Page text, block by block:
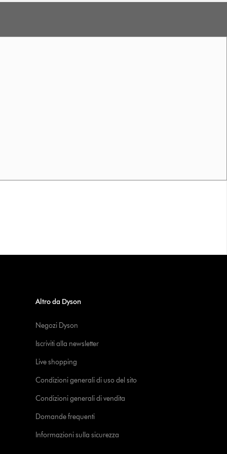
Altro da Dyson
Negozi Dyson
Iscriviti alla newsletter
Live shopping
Condizioni generali di uso del sito
Condizioni generali di vendita
Domande frequenti
Informazioni sulla sicurezza